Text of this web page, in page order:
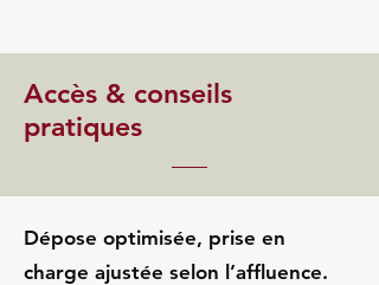
Accès & conseils
pratiques
Dépose optimisée, prise en
charge ajustée selon l’affluence.